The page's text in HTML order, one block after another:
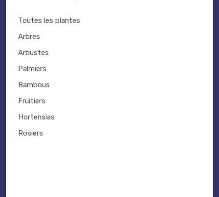
Toutes les plantes
Arbres
Arbustes
Palmiers
Bambous
Fruitiers
Hortensias
Rosiers